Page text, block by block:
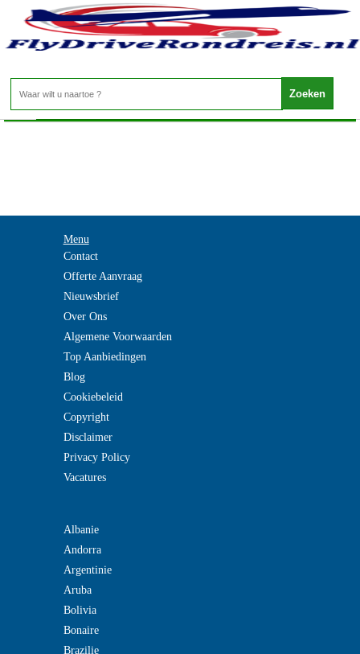
Sao Tome en Principe - Duikvakantie Sao Tome
Home>
Menu
Contact
Offerte Aanvraag
Nieuwsbrief
Over Ons
Algemene Voorwaarden
Top Aanbiedingen
Blog
Cookiebeleid
Copyright
Disclaimer
Privacy Policy
Vacatures
Albanie
Andorra
Argentinie
Aruba
Bolivia
Bonaire
Brazilie